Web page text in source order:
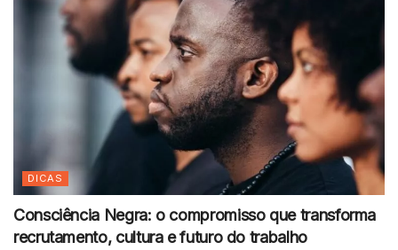
DICAS
Consciência Negra: o compromisso que transforma
recrutamento, cultura e futuro do trabalho